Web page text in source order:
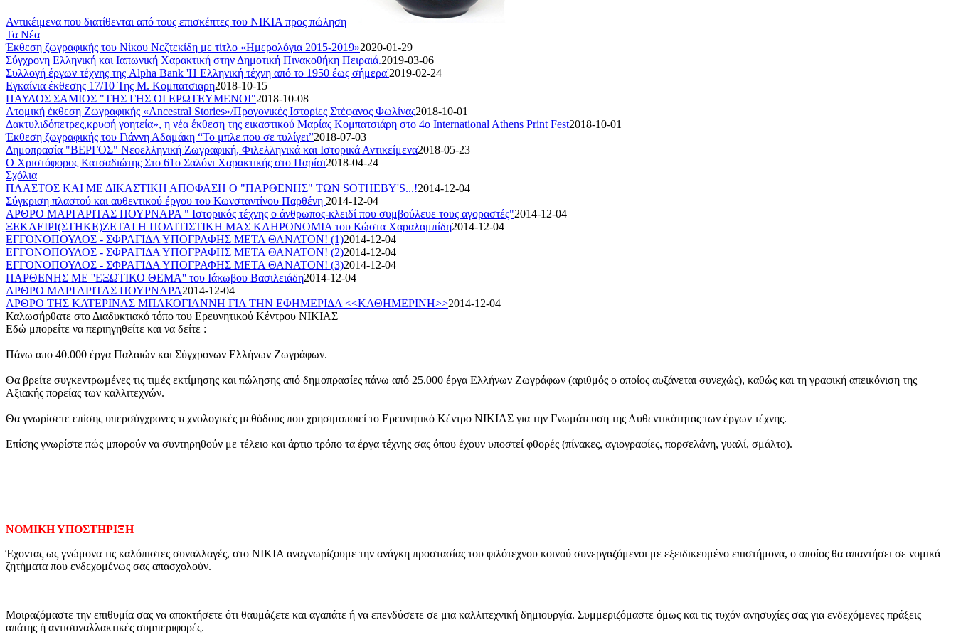
Αντικέιμενα που διατίθενται από τους επισκέπτες του ΝΙΚΙΑ προς πώληση
Τα Νέα
Έκθεση ζωγραφικής του Νίκου Νεζτεκίδη με τίτλο «Ημερολόγια 2015-2019»2020-01-29
Σύγχρονη Ελληνική και Ιαπωνική Χαρακτική στην Δημοτική Πινακοθήκη Πειραιά.2019-03-06
Συλλογή έργων τέχνης της Alpha Bank 'Η Ελληνική τέχνη από το 1950 έως σήμερα'2019-02-24
Εγκαίνια έκθεσης 17/10 Της Μ. Κομπατσιαρη2018-10-15
ΠΑΥΛΟΣ ΣΑΜΙΟΣ "ΤΗΣ ΓΗΣ ΟΙ ΕΡΩΤΕΥΜΕΝΟΙ"2018-10-08
Ατομική έκθεση Ζωγραφικής «Ancestral Stories»/Προγονικές Ιστορίες Στέφανος Φωλίνας2018-10-01
Δακτυλιδόπετρες,κρυφή γοητεία», η νέα έκθεση της εικαστικού Μαρίας Κομπατσιάρη στο 4ο International Athens Print Fest2018-10-01
Έκθεση ζωγραφικής του Γιάννη Αδαμάκη “Το μπλε που σε τυλίγει”2018-07-03
Δημοπρασία "ΒΕΡΓΟΣ" Νεοελληνική Ζωγραφική, Φιλελληνικά και Ιστορικά Αντικείμενα2018-05-23
Ο Χριστόφορος Κατσαδιώτης Στο 61ο Σαλόνι Χαρακτικής στο Παρίσι2018-04-24
Σχόλια
ΠΛΑΣΤΟΣ ΚΑΙ ΜΕ ΔΙΚΑΣΤΙΚΗ ΑΠΟΦΑΣΗ Ο "ΠΑΡΘΕΝΗΣ" ΤΩΝ SOTHEBY'S...!2014-12-04
Σύγκριση πλαστού και αυθεντικού έργου του Κωνσταντίνου Παρθένη 2014-12-04
ΑΡΘΡΟ ΜΑΡΓΑΡΙΤΑΣ ΠΟΥΡΝΑΡΑ " Ιστορικός τέχνης ο άνθρωπος-κλειδί που συμβούλευε τους αγοραστές"2014-12-04
ΞΕΚΛΕΙΡΙ(ΣΤΗΚΕ)ΖΕΤΑΙ Η ΠΟΛΙΤΙΣΤΙΚΗ ΜΑΣ ΚΛΗΡΟΝΟΜΙΑ του Κώστα Χαραλαμπίδη2014-12-04
ΕΓΓΟΝΟΠΟΥΛΟΣ - ΣΦΡΑΓΙΔΑ ΥΠΟΓΡΑΦΗΣ ΜΕΤΑ ΘΑΝΑΤΟΝ! (1)2014-12-04
ΕΓΓΟΝΟΠΟΥΛΟΣ - ΣΦΡΑΓΙΔΑ ΥΠΟΓΡΑΦΗΣ ΜΕΤΑ ΘΑΝΑΤΟΝ! (2)2014-12-04
ΕΓΓΟΝΟΠΟΥΛΟΣ - ΣΦΡΑΓΙΔΑ ΥΠΟΓΡΑΦΗΣ ΜΕΤΑ ΘΑΝΑΤΟΝ! (3)2014-12-04
ΠΑΡΘΕΝΗΣ ΜΕ ''ΕΞΩΤΙΚΟ ΘΕΜΑ'' του Ιάκωβου Βασιλειάδη2014-12-04
ΑΡΘΡΟ ΜΑΡΓΑΡΙΤΑΣ ΠΟΥΡΝΑΡΑ2014-12-04
ΑΡΘΡΟ ΤΗΣ ΚΑΤΕΡΙΝΑΣ ΜΠΑΚΟΓΙΑΝΝΗ ΓΙΑ ΤΗΝ ΕΦΗΜΕΡΙΔΑ <<ΚΑΘΗΜΕΡΙΝΗ>>2014-12-04
Καλωσήρθατε στο Διαδυκτιακό τόπο του Ερευνητικού Κέντρου ΝΙΚΙΑΣ
Εδώ μπορείτε να περιηγηθείτε και να δείτε :
Πάνω απο 40.000 έργα Παλαιών και Σύγχρονων Ελλήνων Ζωγράφων.
Θα βρείτε συγκεντρωμένες τις τιμές εκτίμησης και πώλησης από δημοπρασίες πάνω από 25.000 έργα Eλλήνων Zωγράφων (αριθμός ο οποίος αυξάνεται συνεχώς), καθώς και τη γραφική απεικόνιση της
Aξιακής πορείας των καλλιτεχνών.
Θα γνωρίσετε επίσης υπερσύγχρονες τεχνολογικές μεθόδους που χρησιμοποιεί το Eρευνητικό Kέντρο ΝΙΚΙΑΣ για την Γνωμάτευση της Αυθεντικότητας των έργων τέχνης.
Επίσης γνωρίστε πώς μπορούν να συντηρηθούν με τέλειο και άρτιο τρόπο τα έργα τέχνης σας όπου έχουν υποστεί φθορές (πίνακες, αγιογραφίες, πορσελάνη, γυαλί, σμάλτο).
ΝΟΜΙΚΗ ΥΠΟΣΤΗΡΙΞΗ
Έχοντας ως γνώμονα τις καλόπιστες συναλλαγές, στο ΝΙΚΙΑ αναγνωρίζουμε την ανάγκη προστασίας του φιλότεχνου κοινού συνεργαζόμενοι με εξειδικευμένο επιστήμονα, ο οποίος θα απαντήσει σε νομικά
ζητήματα που ενδεχομένως σας απασχολούν.
Μοιραζόμαστε την επιθυμία σας να αποκτήσετε ότι θαυμάζετε και αγαπάτε ή να επενδύσετε σε μια καλλιτεχνική δημιουργία. Συμμεριζόμαστε όμως και τις τυχόν ανησυχίες σας για ενδεχόμενες πράξεις
απάτης ή αντισυναλλακτικές συμπεριφορές.